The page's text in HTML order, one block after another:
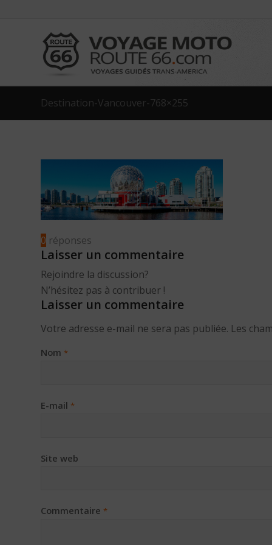
Destination-Vancouver-768×255
0 réponses
Laisser un commentaire
Rejoindre la discussion?
N’hésitez pas à contribuer !
Laisser un commentaire
Votre adresse e-mail ne sera pas publiée. Les
Nom *
E-mail *
Site web
Commentaire *